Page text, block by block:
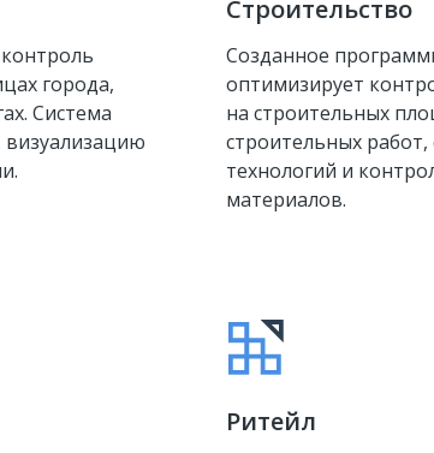
города,
Система
визуализацию
Строительство
Созданное
оптимизирует
на строительных
строительных
технологий и
материалов.
Ритейл